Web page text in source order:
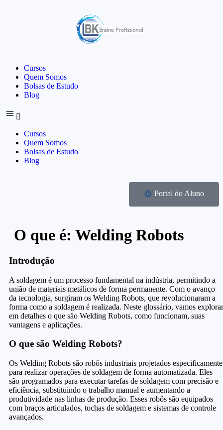
Cursos
Quem Somos
Bolsas de Estudo
Blog
Cursos
Quem Somos
Bolsas de Estudo
Blog
Portal do Aluno
O que é: Welding Robots
Introdução
A soldagem é um processo fundamental na indústria, permitindo a
união de materiais metálicos de forma permanente. Com o avanço
da tecnologia, surgiram os Welding Robots, que revolucionaram a
forma como a soldagem é realizada. Neste glossário, vamos explorar
em detalhes o que são Welding Robots, como funcionam, suas
vantagens e aplicações.
O que são Welding Robots?
Os Welding Robots são robôs industriais projetados especificamente
para realizar operações de soldagem de forma automatizada. Eles
são programados para executar tarefas de soldagem com precisão e
eficiência, substituindo o trabalho manual e aumentando a
produtividade nas linhas de produção. Esses robôs são equipados
com braços articulados, tochas de soldagem e sistemas de controle
avançados.